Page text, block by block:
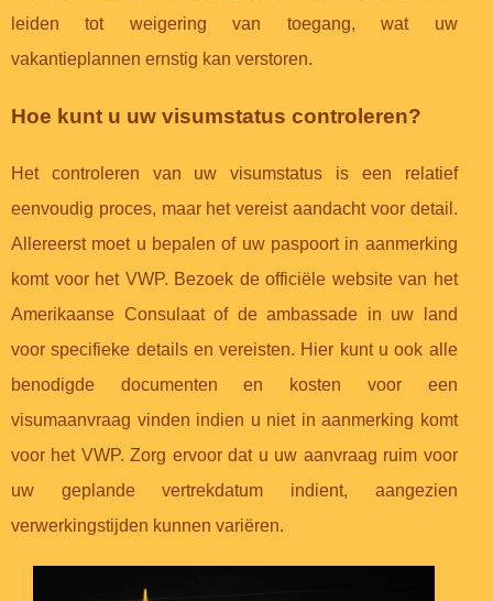
leiden tot weigering van toegang, wat uw
vakantieplannen ernstig kan verstoren.
Hoe kunt u uw visumstatus controleren?
Het controleren van uw visumstatus is een relatief
eenvoudig proces, maar het vereist aandacht voor detail.
Allereerst moet u bepalen of uw paspoort in aanmerking
komt voor het VWP. Bezoek de officiële website van het
Amerikaanse Consulaat of de ambassade in uw land
voor specifieke details en vereisten. Hier kunt u ook alle
benodigde documenten en kosten voor een
visumaanvraag vinden indien u niet in aanmerking komt
voor het VWP. Zorg ervoor dat u uw aanvraag ruim voor
uw geplande vertrekdatum indient, aangezien
verwerkingstijden kunnen variëren.